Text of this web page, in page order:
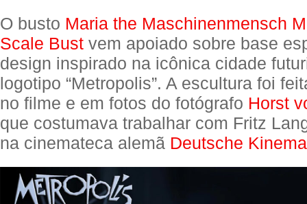
O busto Maria the Maschinenmensch
Scale Bust vem apoiado sobre base
design inspirado na icônica cidade
logotipo “Metropolis”. A escultura foi
no filme e em fotos do fotógrafo Horst
que costumava trabalhar com Fritz
na cinemateca alemã Deutsche